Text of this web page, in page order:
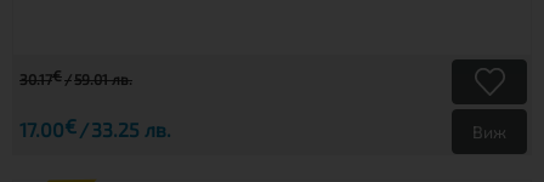
30.17€ 59.01 лв.
17.00€ 33.25 лв. Виж